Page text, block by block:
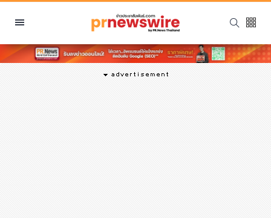
หมวดหมู่
พีอาร์ นิวส์ไวร์
สินค้า, บริการ
โปรโมชั่น
งานอีเว้นท์
รีวิว
บันเทิง
นักแสดง, นักร้อง, โมเดล
อินฟลูเอนเซอร์